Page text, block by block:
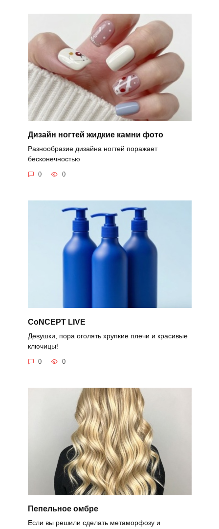
Дизайн ногтей жидкие камни фото
Разнообразие дизайна ногтей поражает
бесконечностью
0 0
CoNCEPT LIVE
Девушки, пора оголять хрупкие плечи и красивые
ключицы!
0 0
Пепельное омбре
Если вы решили сделать метаморфозу и